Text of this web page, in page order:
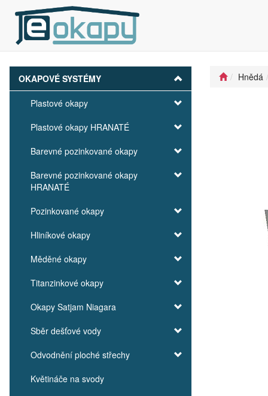
OKAPOVÉ SYSTÉMY
Plastové okapy
Plastové okapy HRANATÉ
Barevné pozinkované okapy
Barevné pozinkované okapy
HRANATÉ
Pozinkované okapy
Hliníkové okapy
Měděné okapy
Titanzinkové okapy
Okapy Satjam Niagara
Sběr dešťové vody
Odvodnění ploché střechy
Květináče na svody
Hnědá